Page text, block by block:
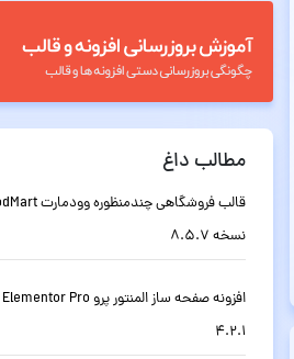
مطالب داغ
نسخه 8.5.7
4.2.1